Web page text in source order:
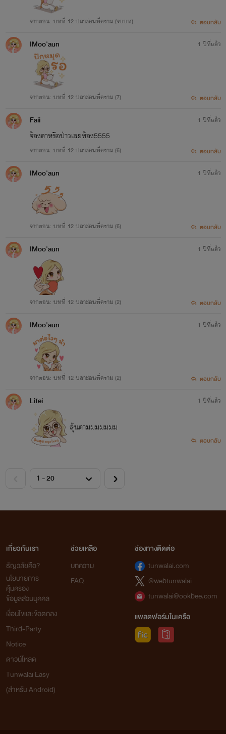
จากตอน: บทที่ 12 ปลาช่อนพี่คราม (จบบท) ตอบกลับ
IMoo'aun
จากตอน: บทที่ 12 ปลาช่อนพี่คราม (7)
1 ปีที่แล้ว
ตอบกลับ
Faii
จ้องตาหรือป่าวเลยท้อง5555
จากตอน: บทที่ 12 ปลาช่อนพี่คราม (6)
1 ปีที่แล้ว
ตอบกลับ
IMoo'aun
จากตอน: บทที่ 12 ปลาช่อนพี่คราม (6)
1 ปีที่แล้ว
ตอบกลับ
IMoo'aun
จากตอน: บทที่ 12 ปลาช่อนพี่คราม (2)
1 ปีที่แล้ว
ตอบกลับ
IMoo'aun
จากตอน: บทที่ 12 ปลาช่อนพี่คราม (2)
1 ปีที่แล้ว
ตอบกลับ
Lifei
ลุ้นตามมมมมมม
1 ปีที่แล้ว
ตอบกลับ
เกี่ยวกับเรา
ธัญวลัยคือ?
นโยบายการ
คุ้มครอง
ข้อมูลส่วนบุคคล
เงื่อนไขและข้อตกลง
Third-Party
Notice
ดาวน์โหลด
Tunwalai Easy
(สำหรับ Android)
ช่วยเหลือ
บทความ
FAQ
ช่องทางติดต่อ
tunwalai.com
@webtunwalai
tunwalai@ookbee.com
แพลตฟอร์มในเครือ